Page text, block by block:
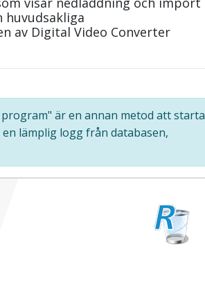
huvudsakliga
av Digital Video Converter
är en annan metod att starta
lämplig logg från databasen,